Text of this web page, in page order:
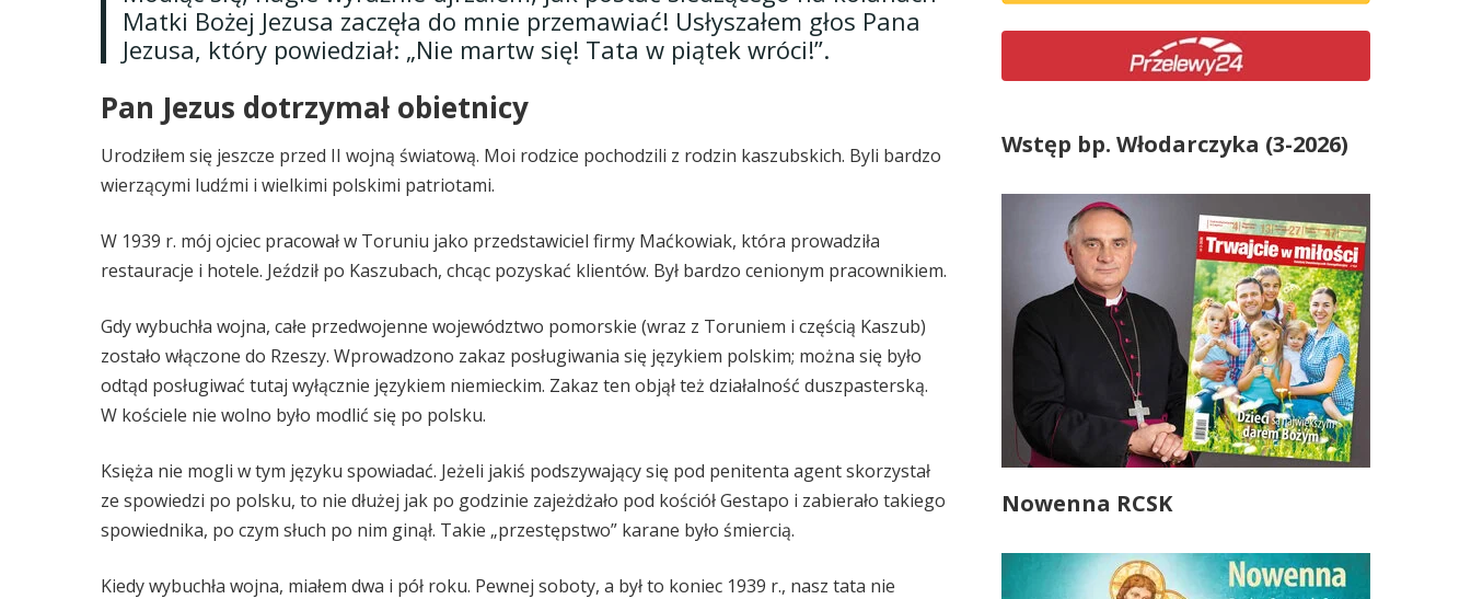
Matki Bożej Jezusa zaczęła do mnie przemawiać! Usłyszałem głos Pana
Jezusa, który powiedział: „Nie martw się! Tata w piątek wróci!”.
Pan Jezus dotrzymał obietnicy
Urodziłem się jeszcze przed II wojną światową. Moi rodzice pochodzili z rodzin kaszubskich. Byli bardzo
wierzącymi ludźmi i wielkimi polskimi patriotami.
W 1939 r. mój ojciec pracował w Toruniu jako przedstawiciel firmy Maćkowiak, która prowadziła
restauracje i hotele. Jeździł po Kaszubach, chcąc pozyskać klientów. Był bardzo cenionym pracownikiem.
Gdy wybuchła wojna, całe przedwojenne województwo pomorskie (wraz z Toruniem i częścią Kaszub)
zostało włączone do Rzeszy. Wprowadzono zakaz posługiwania się językiem polskim; można się było
odtąd posługiwać tutaj wyłącznie językiem niemieckim. Zakaz ten objął też działalność duszpasterską.
W kościele nie wolno było modlić się po polsku.
Księża nie mogli w tym języku spowiadać. Jeżeli jakiś podszywający się pod penitenta agent skorzystał
ze spowiedzi po polsku, to nie dłużej jak po godzinie zajeżdżało pod kościół Gestapo i zabierało takiego
spowiednika, po czym słuch po nim ginął. Takie „przestępstwo” karane było śmiercią.
Kiedy wybuchła wojna, miałem dwa i pół roku. Pewnej soboty, a był to koniec 1939 r., nasz tata nie
Wstęp bp. Włodarczyka (3-2026)
Nowenna RCSK